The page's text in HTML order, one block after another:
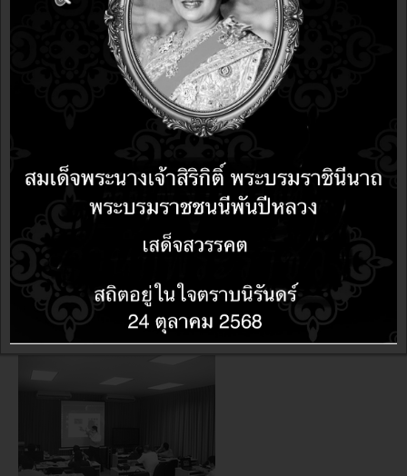
มาแล้วจ้า!!! โปรสุดคุ้ม คืนกำไรให้ลูกค้า อบรม LibreOffice
3 วัน จ่าย 2 วัน
12 years 5 months ago 12 years 5 months ago
กลับมาอีกครั้ง!!! ต้อนรับปิดเทอม อบรมหลักสูตร
OpenSource ทุกหลักสูตร แถมฟรี แท็บเล็ต 7 นิ้ว/8 นิ้ว ตลอด
เดือนมีนาคม-พฤษภาคม 2557 เท่านั้น